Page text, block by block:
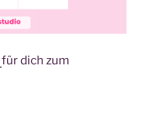
für dich zum